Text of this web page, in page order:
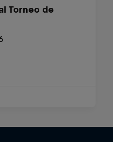
Torneo de